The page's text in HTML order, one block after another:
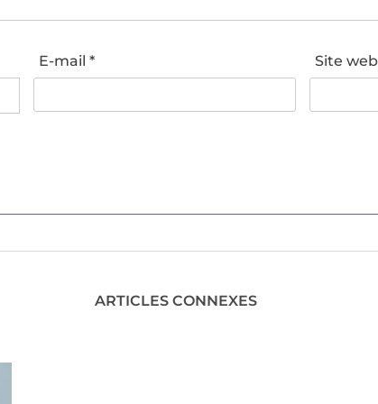
E-mail* Site web
ARTICLES CONNEXES